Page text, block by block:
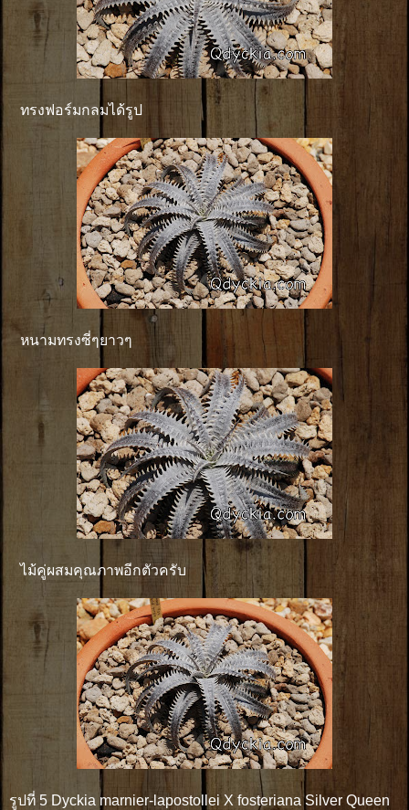
ทรงฟอร์มกลมได้รูป
หนามทรงซี่ๆยาวๆ
ไม้คู่ผสมคุณภาพอีกตัวครับ
รูปที่ 5 Dyckia marnier-lapostollei X fosteriana Silver Queen